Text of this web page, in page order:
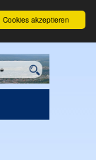
Cookies akzeptieren